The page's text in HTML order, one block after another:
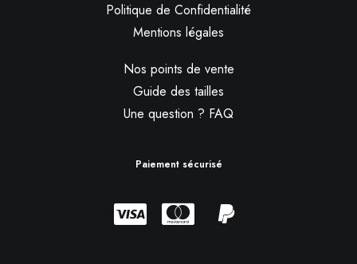
Politique de Confidentialité
Mentions légales
Nos points de vente
Guide des tailles
Une question ? FAQ
Paiement sécurisé